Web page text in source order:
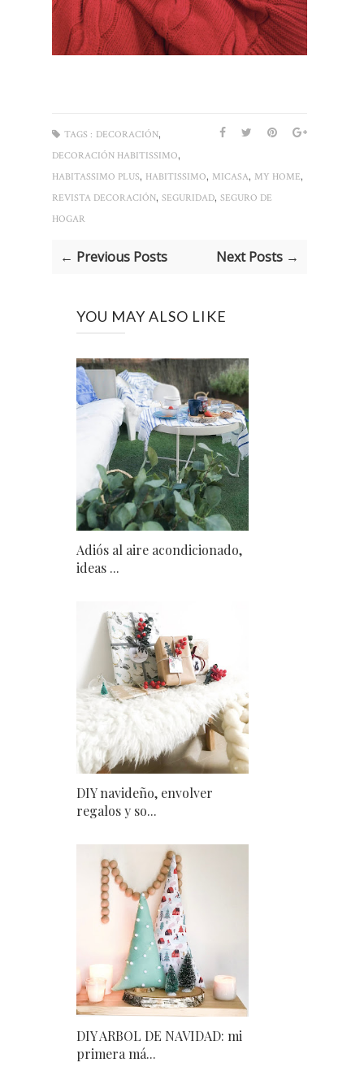
TAGS : DECORACIÓN,
DECORACIÓN HABITISSIMO,
HABITASSIMO PLUS, HABITISSIMO, MICASA, MY HOME,
REVISTA DECORACIÓN, SEGURIDAD, SEGURO DE
HOGAR
← Previous Posts Next Posts →
YOU MAY ALSO LIKE
Adiós al aire acondicionado,
ideas ...
DIY navideño, envolver
regalos y so...
DIY ARBOL DE NAVIDAD: mi
primera má...